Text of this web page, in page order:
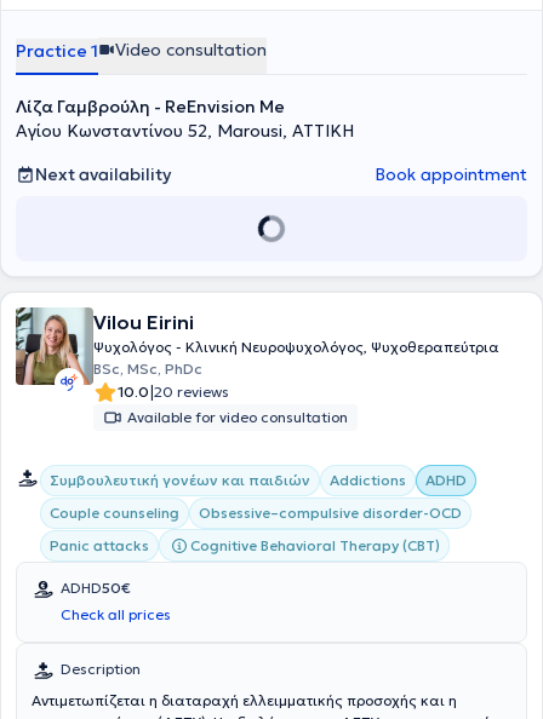
Practice 1 Video consultation
Λίζα Γαμβρούλη - ReEnvision Me
Αγίου Κωνσταντίνου 52, Marousi, ΑΤΤΙΚΗ
Next availability
Book appointment
Vilou Eirini
Ψυχολόγος - Κλινική Νευροψυχολόγος, Ψυχοθεραπεύτρια
BSc, MSc, PhDc
10.0|20 reviews
Available for video consultation
Συμβουλευτική γονέων και παιδιών Addictions
ADHD
Couple counseling
Obsessive–compulsive disorder-OCD
Panic attacks
Cognitive Behavioral Therapy (CBT)
ADHD50€
Check all prices
Description
Αντιμετωπίζεται η διαταραχή ελλειμματικής προσοχής και η